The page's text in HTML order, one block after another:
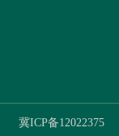
冀ICP备12022375